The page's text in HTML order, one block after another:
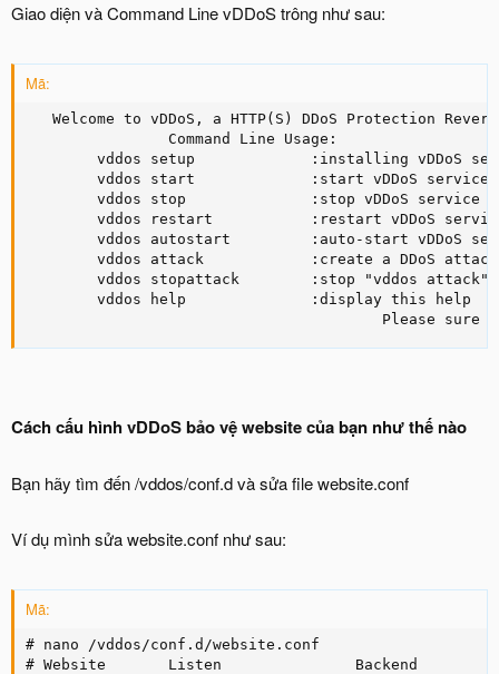
Giao diện và Command Line vDDoS trông như sau:
Mã:
Welcome to vDDoS, a HTTP(S) DDoS Protection
                Command Line Usage:
vddos setup             :installing vDDoS
        vddos start             :start vDDoS service
        vddos stop              :stop vDDoS service
vddos restart           :restart vDDoS
vddos autostart         :auto-start vDDoS
vddos attack            :create a DDoS
vddos stopattack        :stop "vddos attack"
        vddos help              :display this help
Please sure
Cách cấu hình vDDoS bảo vệ website của bạn như thế nào
Bạn hãy tìm đến /vddos/conf.d và sửa file website.conf
Ví dụ mình sửa website.conf như sau:
Mã:
# nano /vddos/conf.d/website.conf
# Website       Listen               Backend